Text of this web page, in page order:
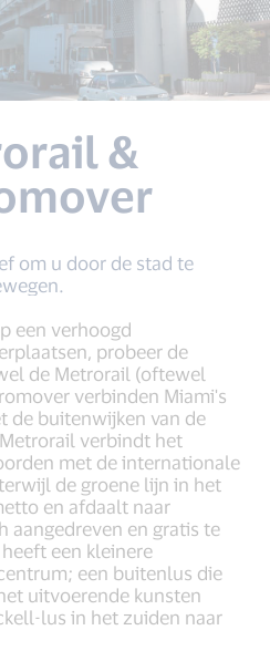
&
om u door de stad te
een verhoogd
probeer de
de Metrorail (oftewel
verbinden Miami's
de buitenwijken van de
verbindt het
met de internationale
de groene lijn in het
en afdaalt naar
aangedreven en gratis te
een kleinere
een buitenlus die
uitvoerende kunsten
lus in het zuiden naar